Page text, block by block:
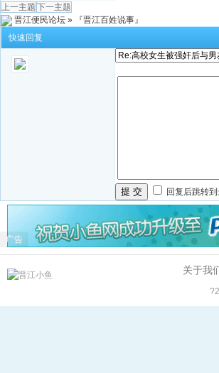
上一主题 下一主题
晋江便民论坛 »
『晋江百姓说事』
快速回复
提 交 回复后跳转
广告
关于我